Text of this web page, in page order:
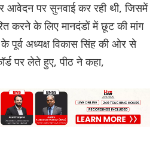
आवेदन पर सुनवाई कर रही थी, जिसमें
करने के लिए मानदंडों में छूट की मांग
पूर्व अध्यक्ष विकास सिंह की ओर से
पर लेते हुए, पीठ ने कहा,